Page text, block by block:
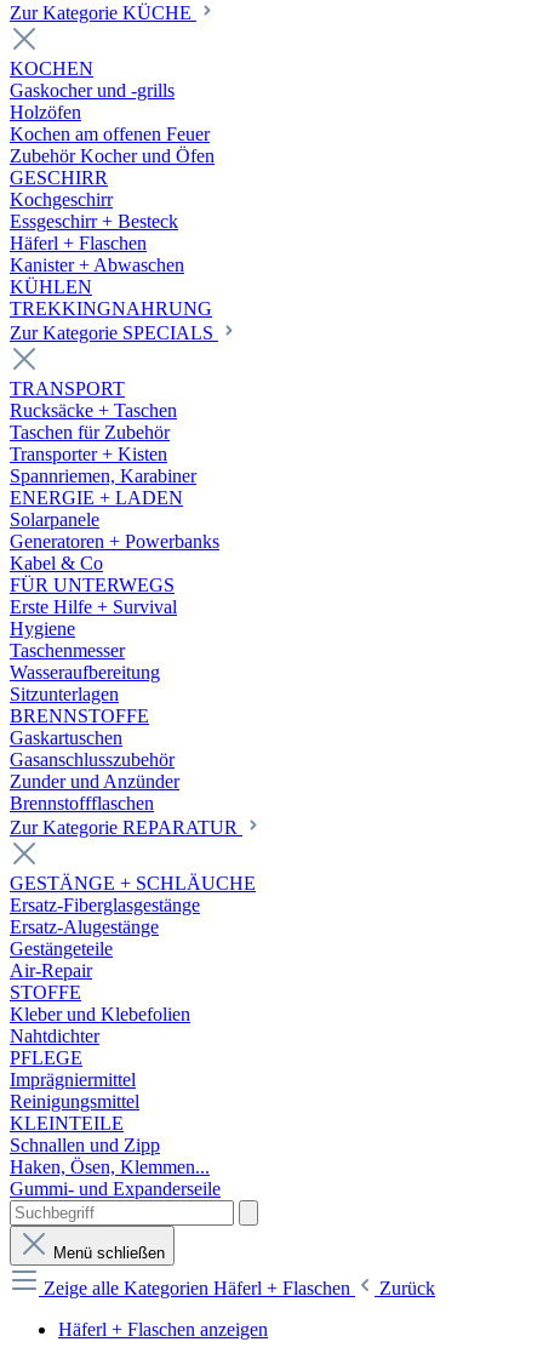
Zur Kategorie KÜCHE
KOCHEN
Gaskocher und -grills
Holzöfen
Kochen am offenen Feuer
Zubehör Kocher und Öfen
GESCHIRR
Kochgeschirr
Essgeschirr + Besteck
Häferl + Flaschen
Kanister + Abwaschen
KÜHLEN
TREKKINGNAHRUNG
Zur Kategorie SPECIALS
TRANSPORT
Rucksäcke + Taschen
Taschen für Zubehör
Transporter + Kisten
Spannriemen, Karabiner
ENERGIE + LADEN
Solarpanele
Generatoren + Powerbanks
Kabel & Co
FÜR UNTERWEGS
Erste Hilfe + Survival
Hygiene
Taschenmesser
Wasseraufbereitung
Sitzunterlagen
BRENNSTOFFE
Gaskartuschen
Gasanschlusszubehör
Zunder und Anzünder
Brennstoffflaschen
Zur Kategorie REPARATUR
GESTÄNGE + SCHLÄUCHE
Ersatz-Fiberglasgestänge
Ersatz-Alugestänge
Gestängeteile
Air-Repair
STOFFE
Kleber und Klebefolien
Nahtdichter
PFLEGE
Imprägniermittel
Reinigungsmittel
KLEINTEILE
Schnallen und Zipp
Haken, Ösen, Klemmen...
Gummi- und Expanderseile
Menü schließen
Zeige alle Kategorien Häferl + Flaschen
Zurück
Häferl + Flaschen anzeigen